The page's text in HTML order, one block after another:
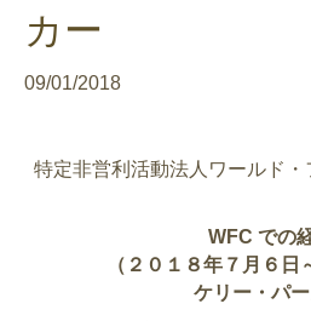
カー
09/01/2018
特定非営利活動法人ワールド
WFC での
（２０１８年７月６日
ケリー・パ